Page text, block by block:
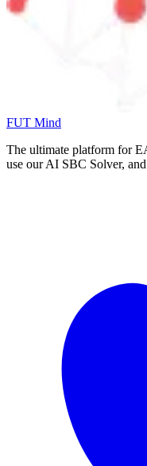
FUT Mind
The ultimate platform for
use our AI SBC Solver,